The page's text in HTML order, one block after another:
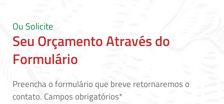
Ou Solicite
Seu Orçamento Através do
Formulário
Preencha o formulário que breve retornaremos o
contato. Campos obrigatórios*